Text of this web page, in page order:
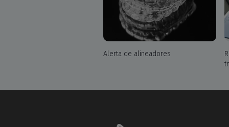
Alerta de alineadores